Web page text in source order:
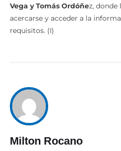
Vega y Tomás Ordóñez, donde
acercarse y acceder a la
requisitos. (I)
Milton Rocano